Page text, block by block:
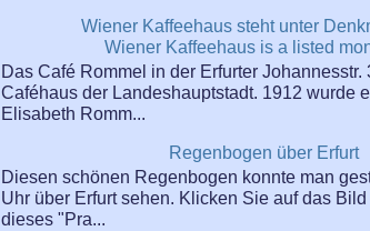
Wiener Kaffeehaus steht unter
Wiener Kaffeehaus is a listed
Das Café Rommel in der Erfurter Johannesstr.
Caféhaus der Landeshauptstadt. 1912 wurde
Elisabeth Romm...
Regenbogen über Erfurt
Diesen schönen Regenbogen konnte man
Uhr über Erfurt sehen. Klicken Sie auf das
dieses "Pra...